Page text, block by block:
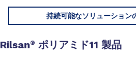
持続可能なソリューション
Rilsan® ポリアミド11 製品